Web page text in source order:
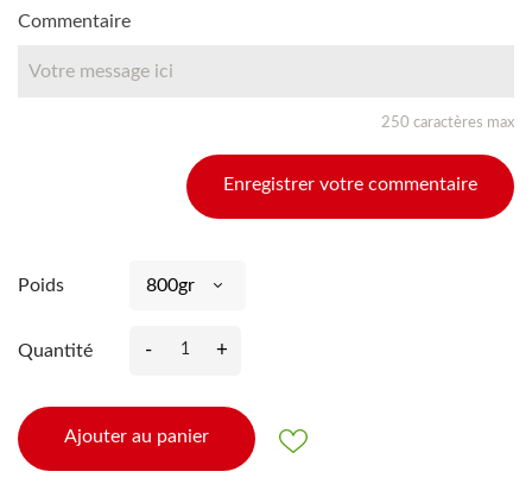
Commentaire
250 caractères max
Enregistrer votre commentaire
Poids
Quantité - +
Ajouter au panier